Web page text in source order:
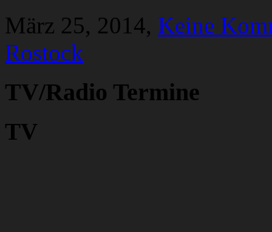
März 25, 2014, Keine
Rostock
TV/Radio Termine
TV